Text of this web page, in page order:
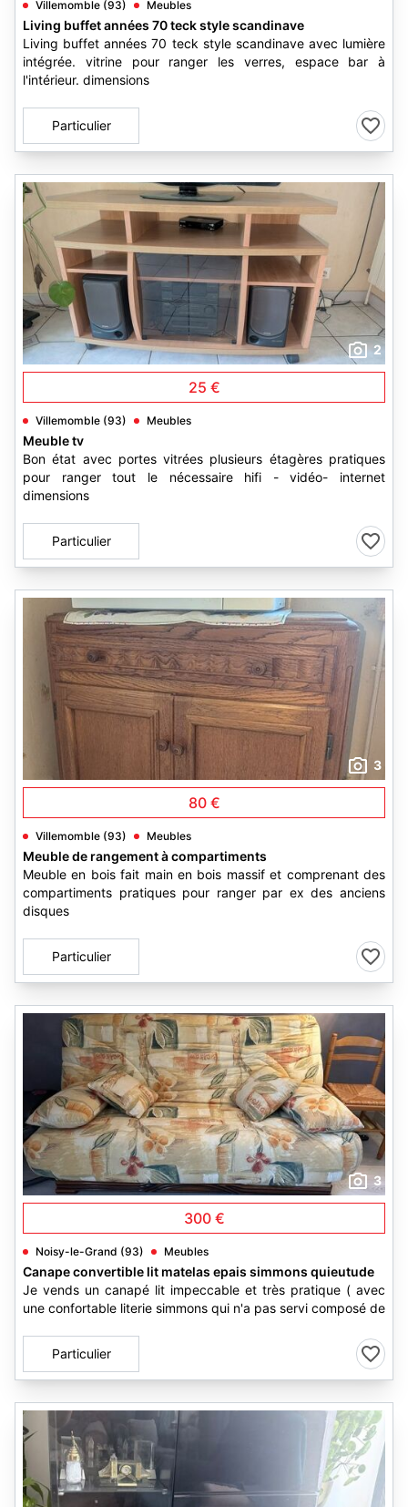
Villemomble (93) Meubles
Living buffet années 70 teck style scandinave
Living buffet années 70 teck style scandinave avec lumière
intégrée. vitrine pour ranger les verres, espace bar à
l'intérieur. dimensions
Particulier
2
25 €
Villemomble (93) Meubles
Meuble tv
Bon état avec portes vitrées plusieurs étagères pratiques
pour ranger tout le nécessaire hifi - vidéo- internet
dimensions
Particulier
3
80 €
Villemomble (93) Meubles
Meuble de rangement à compartiments
Meuble en bois fait main en bois massif et comprenant des
compartiments pratiques pour ranger par ex des anciens
disques
Particulier
3
300 €
Noisy-le-Grand (93) Meubles
Canape convertible lit matelas epais simmons quieutude
Je vends un canapé lit impeccable et très pratique ( avec
une confortable literie simmons qui n'a pas servi composé de
Particulier